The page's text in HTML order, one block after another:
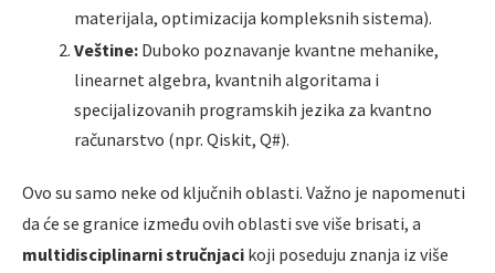
materijala, optimizacija kompleksnih sistema).
Veštine: Duboko poznavanje kvantne mehanike,
linearnet algebra, kvantnih algoritama i
specijalizovanih programskih jezika za kvantno
računarstvo (npr. Qiskit, Q#).
Ovo su samo neke od ključnih oblasti. Važno je napomenuti
da će se granice između ovih oblasti sve više brisati, a
multidisciplinarni stručnjaci koji poseduju znanja iz više